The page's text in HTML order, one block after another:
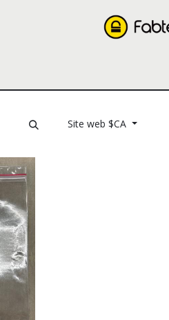
Site web $CA